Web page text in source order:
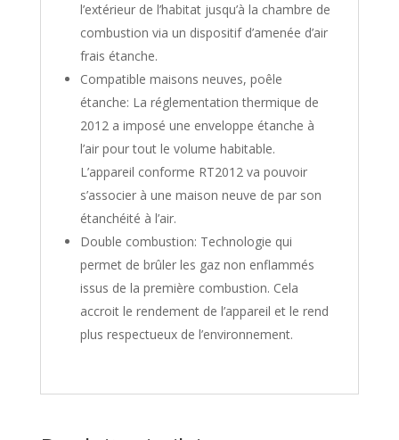
l’extérieur de l’habitat jusqu’à la chambre de
combustion via un dispositif d’amenée d’air
frais étanche.
Compatible maisons neuves, poêle
étanche: La réglementation thermique de
2012 a imposé une enveloppe étanche à
l’air pour tout le volume habitable.
L’appareil conforme RT2012 va pouvoir
s’associer à une maison neuve de par son
étanchéité à l’air.
Double combustion: Technologie qui
permet de brûler les gaz non enflammés
issus de la première combustion. Cela
accroit le rendement de l’appareil et le rend
plus respectueux de l’environnement.